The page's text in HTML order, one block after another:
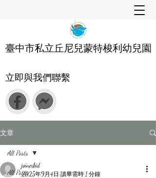
臺中市私立丘尼兒蒙特梭利幼兒園
立即與我們聯繫
文章
All Posts
All Posts
joinerkid
2025年9月4日 讀畢需時 1 分鐘